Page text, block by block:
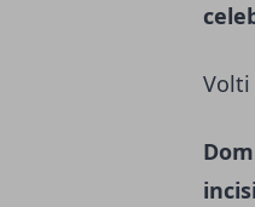
Volti